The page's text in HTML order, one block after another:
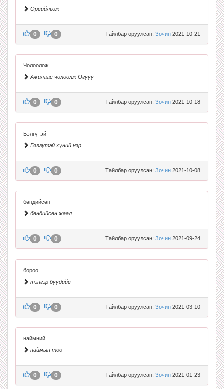
Өрвийлгөж
Тайлбар оруулсан: Зочин 2021-10-21
0 0
Чөлөөлөж
Ажилаас чөлөөлж Өгүүү
Тайлбар оруулсан: Зочин 2021-10-18
0 0
Бэлгүтэй
Бэлгүтэй хүний нэр
Тайлбар оруулсан: Зочин 2021-10-08
0 0
бөндийсөн
бөндийсөн жаал
Тайлбар оруулсан: Зочин 2021-09-24
0 0
бороо
тэнгэр бүүдийв
Тайлбар оруулсан: Зочин 2021-03-10
0 0
наймний
наймын тоо
Тайлбар оруулсан: Зочин 2021-01-23
0 0